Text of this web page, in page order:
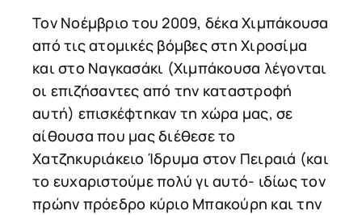
Τον Νοέμβριο του 2009, δέκα Χιμπάκουσα
από τις ατομικές βόμβες στη Χιροσίμα
και στο Ναγκασάκι (Χιμπάκουσα λέγονται
οι επιζήσαντες από την καταστροφή
αυτή) επισκέφτηκαν τη χώρα μας, σε
αίθουσα που μας διέθεσε το
Χατζηκυριάκειο Ίδρυμα στον Πειραιά (και
το ευχαριστούμε πολύ γι αυτό- ιδίως τον
πρώην πρόεδρο κύριο Μπακούρη και την